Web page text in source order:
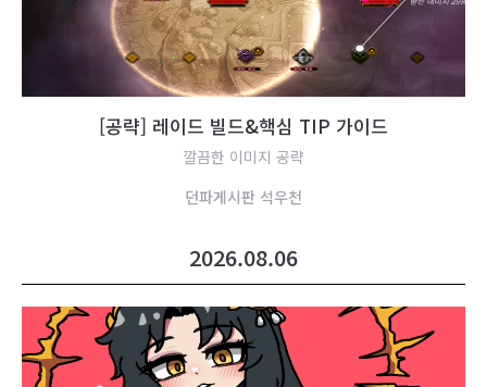
[공략] 레이드 빌드&핵심 TIP 가이드
깔끔한 이미지 공략
던파게시판 석우천
2026.08.06